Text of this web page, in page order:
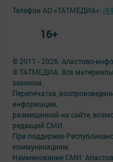
© 2011 - 2026. Апастово-
© ТАТМЕДИА. Все
законом.
Перепечатка,
информации,
размещенной на сайте,
редакций СМИ.
При поддержке
коммуникациям.
Наименование СМИ:
Телефон АО «ТАТМЕДИА»:
16+